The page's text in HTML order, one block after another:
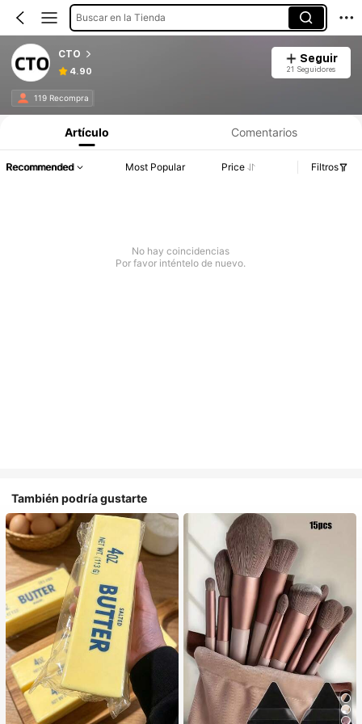
Buscar en la Tienda
CTO
4.90
Seguir
21 Seguidores
119 Recompra
Artículo Comentarios
Recommended Most Popular Price Filtros
No hay coincidencias
Por favor inténtelo de nuevo.
También podría gustarte